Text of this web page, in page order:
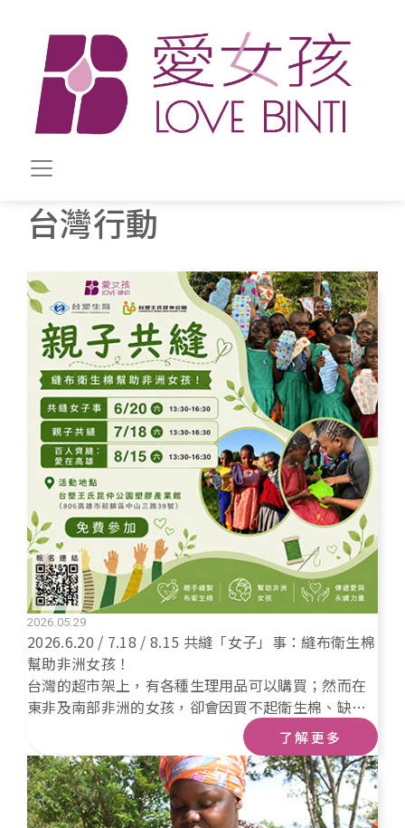
台灣行動
2026.05.29
2026.6.20 / 7.18 / 8.15 共縫「女子」事：縫布衛生棉
幫助非洲女孩！
台灣的超市架上，有各種生理用品可以購買；然而在
東非及南部非洲的女孩，卻會因買不起衛生棉、缺乏
完善的衛生教育而中斷學業，生活在貧窮線下的她
們，每日支出低於台幣60元，1包衛生棉要價台幣34.8
元，使衛生用品成為奢侈品。 2026/6/20，號召高雄
的夥伴們一起來參與DIY活動，縫製可重複使用的布衛
生棉
了解更多